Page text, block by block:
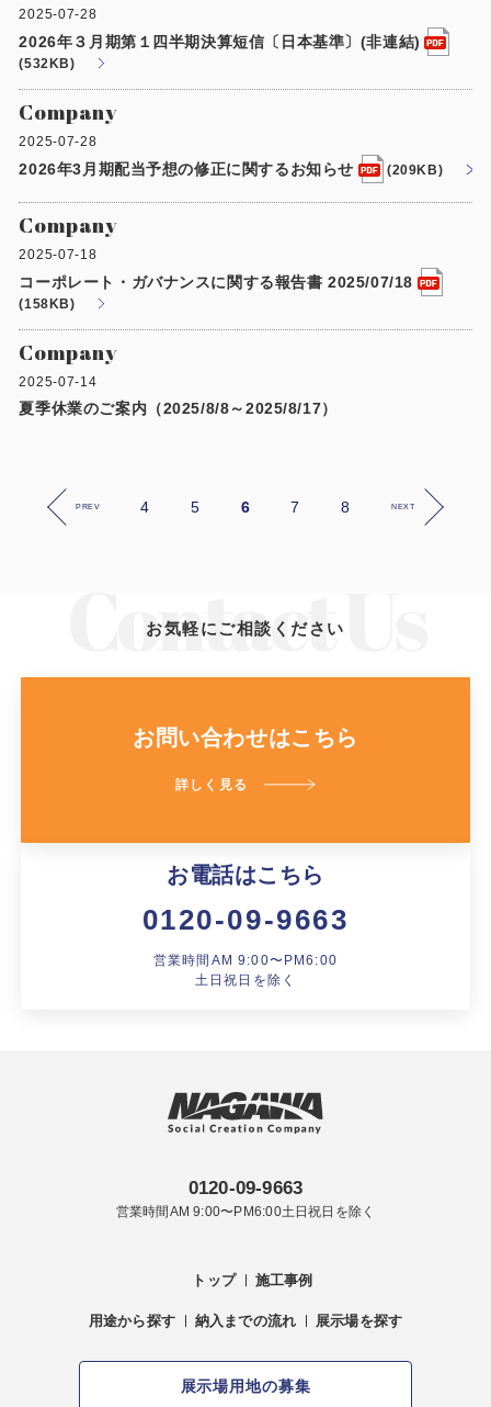
2025-07-28
2026年３月期第１四半期決算短信〔日本基準〕(非連結)
(532KB)
Company
2025-07-28
2026年3月期配当予想の修正に関するお知らせ (209KB)
Company
2025-07-18
コーポレート・ガバナンスに関する報告書 2025/07/18
(158KB)
Company
2025-07-14
夏季休業のご案内（2025/8/8～2025/8/17）
PREV 4 5 6 7 8 NEXT
お気軽にご相談ください
お問い合わせはこちら
詳しく見る
お電話はこちら
0120-09-9663
営業時間AM 9:00〜PM6:00
土日祝日を除く
0120-09-9663
営業時間AM 9:00〜PM6:00土日祝日を除く
トップ 施工事例
用途から探す 納入までの流れ 展示場を探す
展示場用地の募集